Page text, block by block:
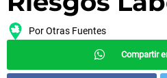
PorOtras Fuentes
Compartir